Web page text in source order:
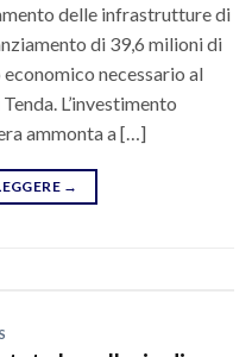
delle infrastrutture di
di 39,6 milioni di
necessario al
L’investimento
ammonta a […]
→